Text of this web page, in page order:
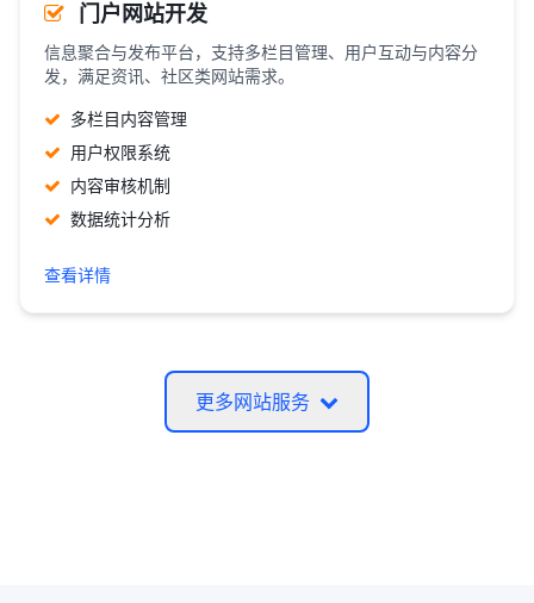
门户网站开发
信息聚合与发布平台，支持多栏目管理、用户互动与内容分
发，满足资讯、社区类网站需求。
多栏目内容管理
用户权限系统
内容审核机制
数据统计分析
查看详情
更多网站服务